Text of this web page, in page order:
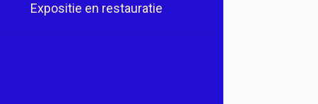
Expositie en restauratie